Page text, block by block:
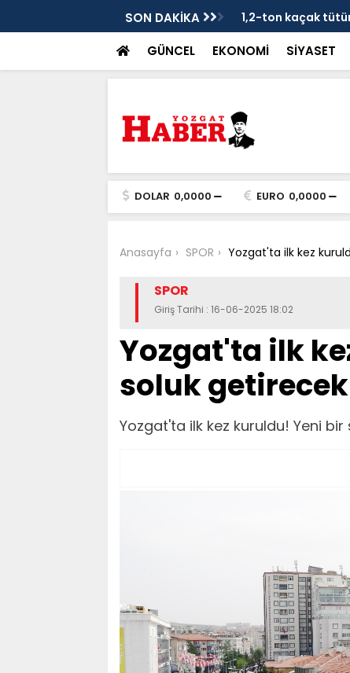
SON DAKİKA 1,2-ton kaçak
GÜNCEL EKONOMİ SİYASET
DOLAR 0,0000 EURO 0,0000
Anasayfa SPOR Yozgat'ta ilk kez
SPOR
Giriş Tarihi : 16-06-2025 18:02
Yozgat'ta ilk
soluk
Yozgat'ta ilk kez kuruldu! Yeni